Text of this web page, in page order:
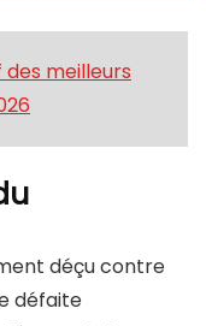
meilleurs
déçu contre
défaite